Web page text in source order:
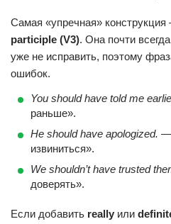
Самая «упречная»
participle (V3). Она почти
уже не исправить, поэтому
ошибок.
You should have told me
раньше».
He should have apologized. —
извиниться».
We shouldn’t have trusted
доверять».
Если добавить really или